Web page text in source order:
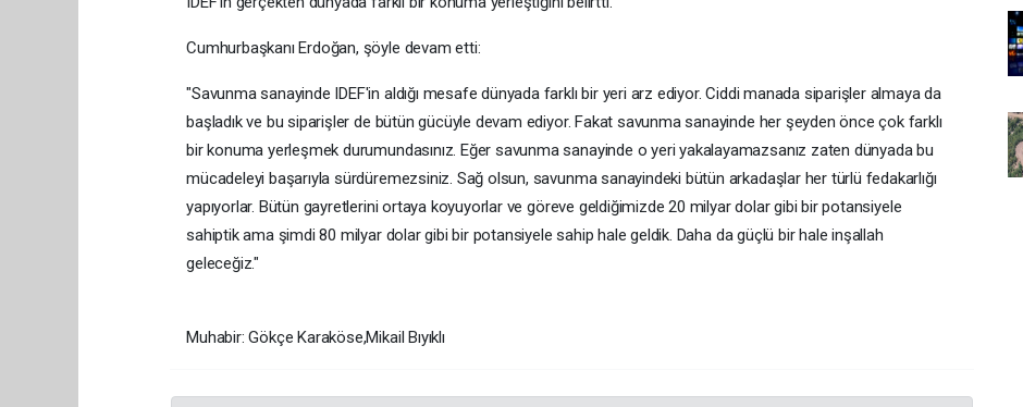
Cumhurbaşkanı Erdoğan, şöyle devam etti:
"Savunma sanayinde IDEF'in aldığı mesafe dünyada farklı bir yeri arz ediyor. Ciddi manada siparişler almaya da
başladık ve bu siparişler de bütün gücüyle devam ediyor. Fakat savunma sanayinde her şeyden önce çok farklı
bir konuma yerleşmek durumundasınız. Eğer savunma sanayinde o yeri yakalayamazsanız zaten dünyada bu
mücadeleyi başarıyla sürdüremezsiniz. Sağ olsun, savunma sanayindeki bütün arkadaşlar her türlü fedakarlığı
yapıyorlar. Bütün gayretlerini ortaya koyuyorlar ve göreve geldiğimizde 20 milyar dolar gibi bir potansiyele
sahiptik ama şimdi 80 milyar dolar gibi bir potansiyele sahip hale geldik. Daha da güçlü bir hale inşallah
geleceğiz."
Muhabir: Gökçe Karaköse,Mikail Bıyıklı